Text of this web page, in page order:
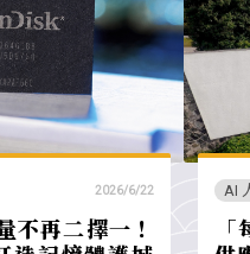
2026/6/22
再二擇一！
AI